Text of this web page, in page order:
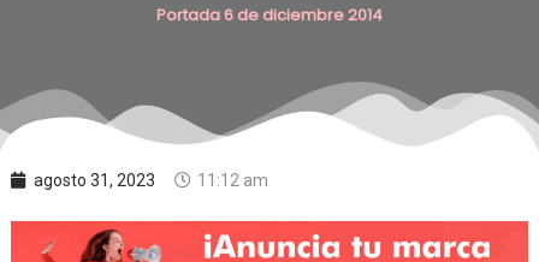
Portada 6 de diciembre 2014
agosto 31, 2023 11:12 am